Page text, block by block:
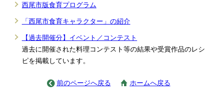
西尾市版食育プログラム
「西尾市食育キャラクター」の紹介
【過去開催分】イベント／コンテスト
過去に開催された料理コンテスト等の結果や受賞作品のレシ
ピを掲載しています。
前のページへ戻る ホームへ戻る